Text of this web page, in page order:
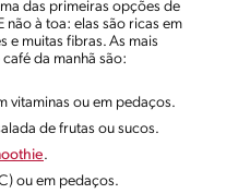
das primeiras opções de
à toa: elas são ricas em
e muitas fibras. As mais
da manhã são:
vitaminas ou em pedaços.
de frutas ou sucos.
.
ou em pedaços.